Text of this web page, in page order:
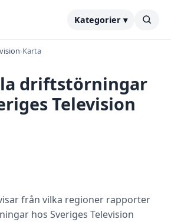
Kategorier ▾
›Karta
driftstörningar
Television
från vilka regioner rapporter
hos Sveriges Television